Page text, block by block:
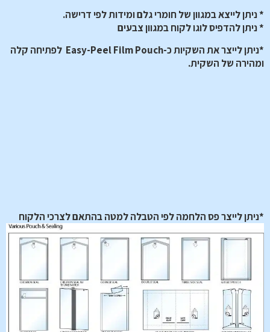
* ניתן לייצא במגוון של חומרי גלם ומידות לפי דרישה.
* ניתן להדפיס לוגו לקוח במגוון צבעים
*ניתן לייצר את השקיות כ-Easy-Peel Film Pouch לפתיחה קלה
ומהירה של השקית.
*ניתן לייצר פס הלחמה לפי הטבלה למטה בהתאם לצרכי הלקוח